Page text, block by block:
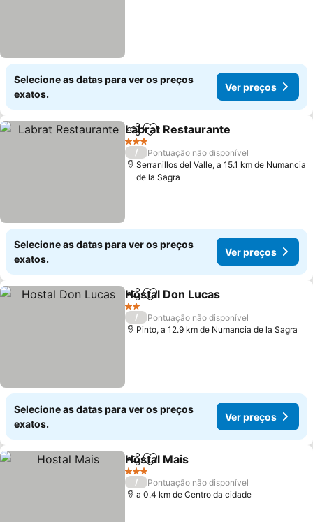
Selecione as datas para ver os preços
exatos.
Ver preços
PartilharAdicionar aos favoritos
Labrat Restaurante
3 Estrelas
/
Pontuação não disponível
Serranillos del Valle, a 15.1 km de Numancia
de la Sagra
Selecione as datas para ver os preços
exatos.
Ver preços
PartilharAdicionar aos favoritos
Hostal Don Lucas
2 Estrelas
/
Pontuação não disponível
Pinto, a 12.9 km de Numancia de la Sagra
Selecione as datas para ver os preços
exatos.
Ver preços
PartilharAdicionar aos favoritos
Hostal Mais
3 Estrelas
/
Pontuação não disponível
a 0.4 km de Centro da cidade